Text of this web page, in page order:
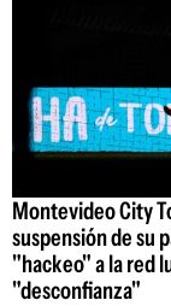
Montevideo City
suspensión de su
"hackeo" a la red
"desconfianza"